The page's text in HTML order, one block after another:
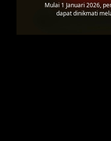
Mulai 1 Januari 2026,
dapat dinikmati